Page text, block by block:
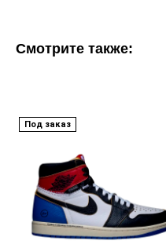
Смотрите также:
Под заказ